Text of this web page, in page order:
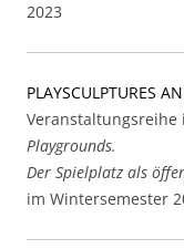
2023
PLAYSCULPTURES
Veranstaltungsreihe
Playgrounds.
Der Spielplatz als
im Wintersemester